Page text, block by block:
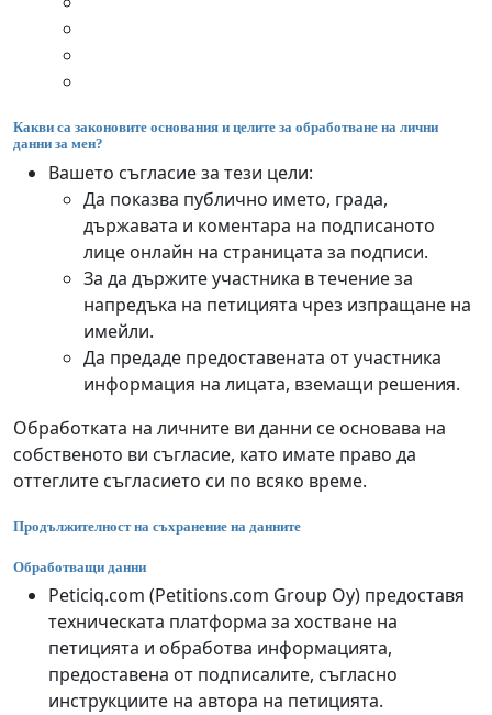
Какви са законовите основания и целите за обработване на лични
данни за мен?
Вашето съгласие за тези цели:
Да показва публично името, града,
държавата и коментара на подписаното
лице онлайн на страницата за подписи.
За да държите участника в течение за
напредъка на петицията чрез изпращане на
имейли.
Да предаде предоставената от участника
информация на лицата, вземащи решения.
Обработката на личните ви данни се основава на
собственото ви съгласие, като имате право да
оттеглите съгласието си по всяко време.
Продължителност на съхранение на данните
Обработващи данни
Peticiq.com (Petitions.com Group Oy) предоставя
техническата платформа за хостване на
петицията и обработва информацията,
предоставена от подписалите, съгласно
инструкциите на автора на петицията.